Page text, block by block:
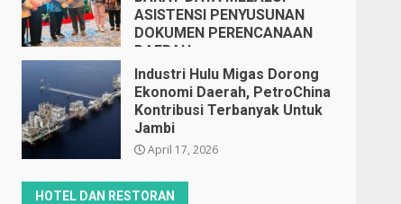
ASISTENSI PENYUSUNAN
DOKUMEN PERENCANAAN
DAERAH
April 17, 2026
Industri Hulu Migas Dorong
Ekonomi Daerah, PetroChina
Kontribusi Terbanyak Untuk
Jambi
April 17, 2026
HOTEL DAN RESTORAN